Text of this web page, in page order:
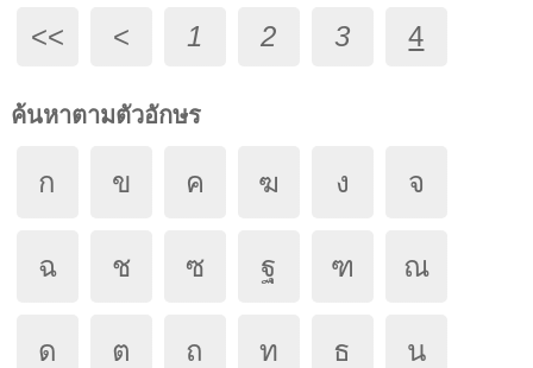
<< < 1 2 3 4
ค้นหาตามตัวอักษร
ก ข ค ฆ ง จ
ฉ ช ซ ฐ ฑ ณ
ด ต ถ ท ธ น